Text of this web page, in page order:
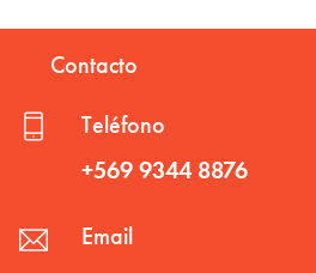
Contacto
Teléfono
+569 9344 8876
Email